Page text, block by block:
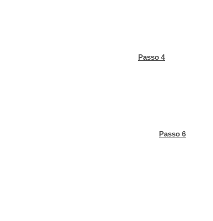
Passo 6
Passo 4